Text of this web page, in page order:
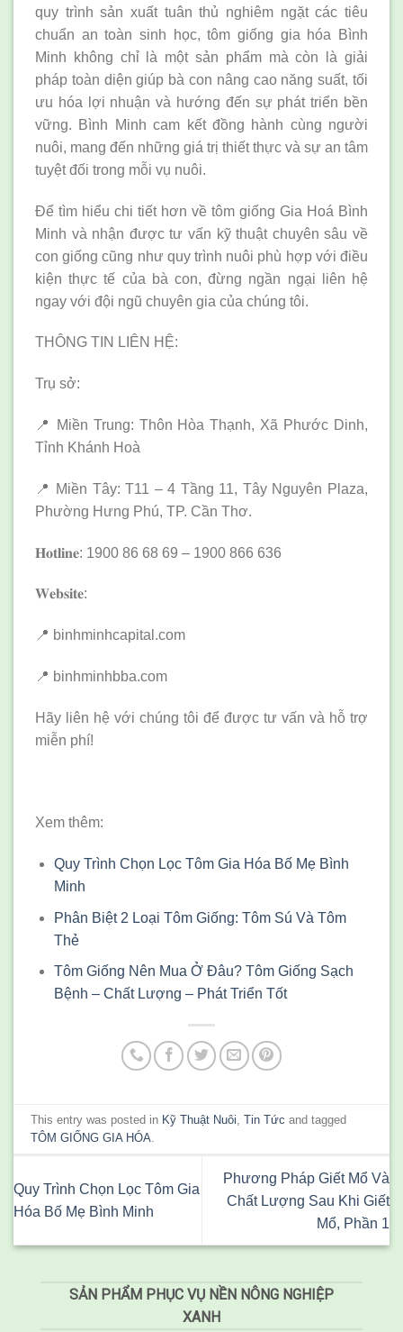
quy trình sản xuất tuân thủ nghiêm ngặt các tiêu
chuẩn an toàn sinh học, tôm giống gia hóa Bình
Minh không chỉ là một sản phẩm mà còn là giải
pháp toàn diện giúp bà con nâng cao năng suất, tối
ưu hóa lợi nhuận và hướng đến sự phát triển bền
vững. Bình Minh cam kết đồng hành cùng người
nuôi, mang đến những giá trị thiết thực và sự an tâm
tuyệt đối trong mỗi vụ nuôi.
Để tìm hiểu chi tiết hơn về tôm giống Gia Hoá Bình
Minh và nhận được tư vấn kỹ thuật chuyên sâu về
con giống cũng như quy trình nuôi phù hợp với điều
kiện thực tế của bà con, đừng ngần ngại liên hệ
ngay với đội ngũ chuyên gia của chúng tôi.
THÔNG TIN LIÊN HỆ:
Trụ sở:
📍 Miền Trung: Thôn Hòa Thạnh, Xã Phước Dinh,
Tỉnh Khánh Hoà
📍 Miền Tây: T11 – 4 Tầng 11, Tây Nguyên Plaza,
Phường Hưng Phú, TP. Cần Thơ.
𝐇𝐨𝐭𝐥𝐢𝐧𝐞: 1900 86 68 69 – 1900 866 636
𝐖𝐞𝐛𝐬𝐢𝐭𝐞:
📍 binhminhcapital.com
📍 binhminhbba.com
Hãy liên hệ với chúng tôi để được tư vấn và hỗ trợ
miễn phí!
Xem thêm:
Quy Trình Chọn Lọc Tôm Gia Hóa Bố Mẹ Bình
Minh
Phân Biệt 2 Loại Tôm Giống: Tôm Sú Và Tôm
Thẻ
Tôm Giống Nên Mua Ở Đâu? Tôm Giống Sạch
Bệnh – Chất Lượng – Phát Triển Tốt
This entry was posted in Kỹ Thuật Nuôi ,Tin Tức and tagged
TÔM GIỐNG GIA HÓA
Quy Trình Chọn Lọc Tôm Gia
Hóa Bố Mẹ Bình Minh
Phương Pháp Giết Mổ Và
Chất Lượng Sau Khi Giết
Mổ, Phần 1
SẢN PHẨM PHỤC VỤ NỀN NÔNG NGHIỆP
XANH